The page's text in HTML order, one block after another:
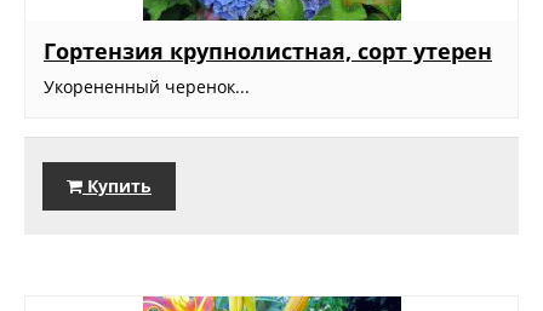
Гортензия крупнолистная, сорт утерен
Укорененный черенок...
Купить